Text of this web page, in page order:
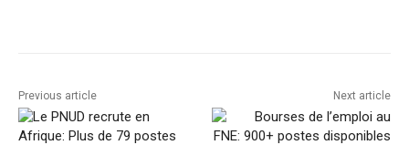
Previous article Next article